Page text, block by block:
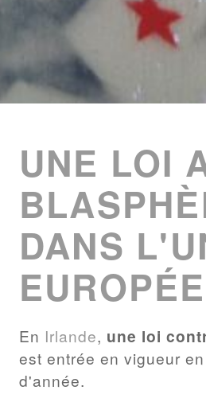
UNE LOI
DANS
En Irlande, une loi
est entrée en vigueur
d'année.